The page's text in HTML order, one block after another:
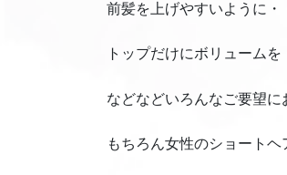
前髪を上げやすいように・
トップだけにボリュームを
などなどいろんなご要望に
もちろん女性のショート